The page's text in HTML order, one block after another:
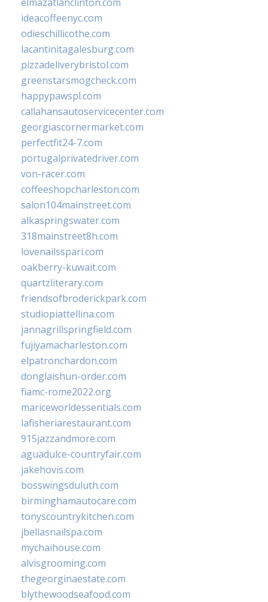
ideacoffeenyc.com
odieschillicothe.com
lacantinitagalesburg.com
pizzadeliverybristol.com
greenstarsmogcheck.com
happypawspl.com
callahansautoservicecenter.com
georgiascornermarket.com
perfectfit24-7.com
portugalprivatedriver.com
von-racer.com
coffeeshopcharleston.com
salon104mainstreet.com
alkaspringswater.com
318mainstreet8h.com
lovenailsspari.com
oakberry-kuwait.com
quartzliterary.com
friendsofbroderickpark.com
studiopiattellina.com
jannagrillspringfield.com
fujiyamacharleston.com
elpatronchardon.com
donglaishun-order.com
fiamc-rome2022.org
mariceworldessentials.com
lafisheriarestaurant.com
915jazzandmore.com
aguadulce-countryfair.com
jakehovis.com
bosswingsduluth.com
birminghamautocare.com
tonyscountrykitchen.com
jbellasnailspa.com
mychaihouse.com
alvisgrooming.com
thegeorginaestate.com
blythewoodseafood.com